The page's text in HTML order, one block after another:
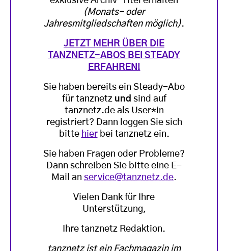
(Monats- oder
Jahresmitgliedschaften möglich).
JETZT MEHR ÜBER DIE
TANZNETZ-ABOS BEI STEADY
ERFAHREN!
Sie haben bereits ein Steady-Abo
für tanznetz und sind auf
tanznetz.de als User*in
registriert? Dann loggen Sie sich
bitte hierbei tanznetz ein.
Sie haben Fragen oder Probleme?
Dann schreiben Sie bitte eine E-
Mail an service@tanznetz.de.
Vielen Dank für Ihre
Unterstützung,
Ihre tanznetz Redaktion.
tanznetz ist ein Fachmagazin im